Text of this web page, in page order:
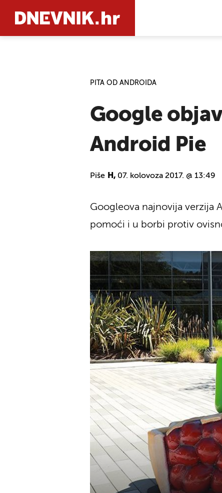
PITA OD ANDROIDA
Google
Android Pie
Piše H, 07. kolovoza 2017. @ 13:49
Googleova najnovija verzija
pomoći i u borbi protiv